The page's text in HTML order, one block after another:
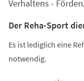
Verhaltens -
Der Reha-Sport
Es ist lediglich eine
notwendig.